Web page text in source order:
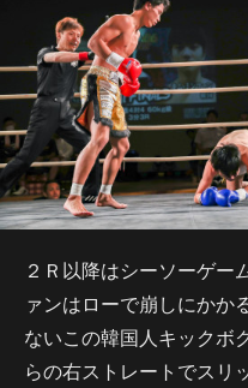
２Ｒ以降はシーソーゲー
ァンはローで崩しにかか
ないこの韓国人キックボ
らの右ストレートでスリ